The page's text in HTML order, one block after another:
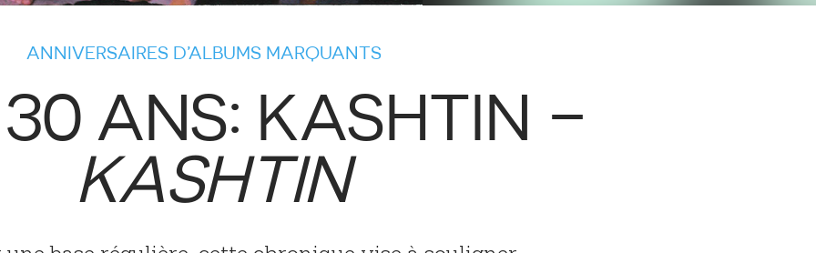
ANNIVERSAIRES D’ALBUMS MARQUANTS
ANS: KASHTIN –
KASHTIN